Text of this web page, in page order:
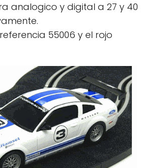
analogico y digital a 27 y 40
55006 y el rojo